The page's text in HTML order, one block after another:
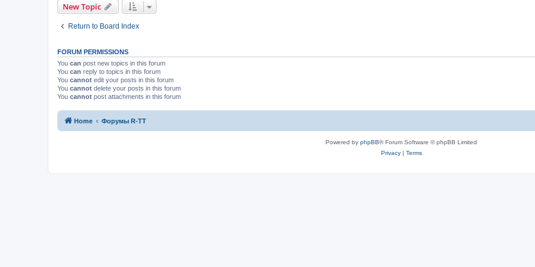
e
New Topic
Return to Board Index
FORUM PERMISSIONS
You can post new topics in this forum
You can reply to topics in this forum
You cannot edit your posts in this forum
You cannot delete your posts in this forum
You cannot post attachments in this forum
Home Форумы R-TT
Powered by phpBB® Forum Software © phpBB Limited
Privacy| Terms